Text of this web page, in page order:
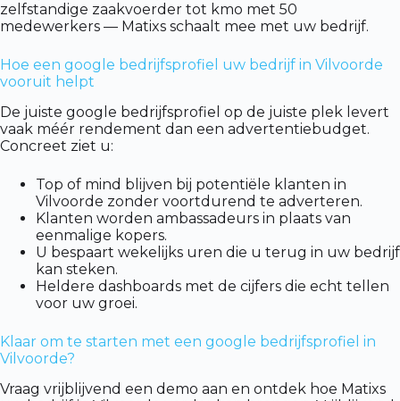
zelfstandige zaakvoerder tot kmo met 50
medewerkers — Matixs schaalt mee met uw bedrijf.
Hoe een google bedrijfsprofiel uw bedrijf in Vilvoorde
vooruit helpt
De juiste google bedrijfsprofiel op de juiste plek levert
vaak méér rendement dan een advertentiebudget.
Concreet ziet u:
Top of mind blijven bij potentiële klanten in
Vilvoorde zonder voortdurend te adverteren.
Klanten worden ambassadeurs in plaats van
eenmalige kopers.
U bespaart wekelijks uren die u terug in uw bedrijf
kan steken.
Heldere dashboards met de cijfers die echt tellen
voor uw groei.
Klaar om te starten met een google bedrijfsprofiel in
Vilvoorde?
Vraag vrijblijvend een demo aan en ontdek hoe Matixs